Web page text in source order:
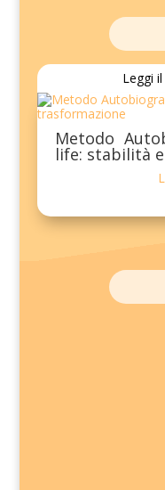
Leggi
Metodo
life: stabilità